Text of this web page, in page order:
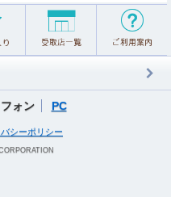
ォン PC
シーポリシー